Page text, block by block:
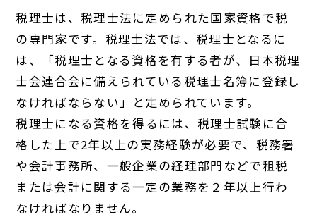
税理士は、税理士法に定められた国家資格で税
の専門家です。税理士法では、税理士となるに
は、「税理士となる資格を有する者が、日本税理
士会連合会に備えられている税理士名簿に登録し
なければならない」と定められています。
税理士になる資格を得るには、税理士試験に合
格した上で2年以上の実務経験が必要で、税務署
や会計事務所、一般企業の経理部門などで租税
または会計に関する一定の業務を２年以上行わ
なければなりません。